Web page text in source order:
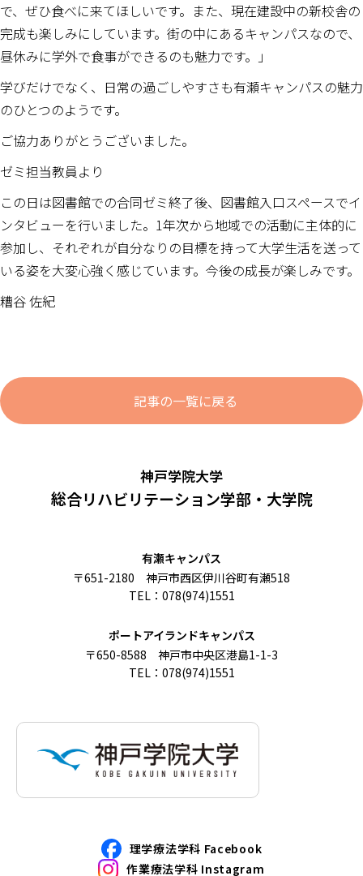
で、ぜひ食べに来てほしいです。また、現在建設中の新校舎の
完成も楽しみにしています。街の中にあるキャンパスなので、
昼休みに学外で食事ができるのも魅力です。」
学びだけでなく、日常の過ごしやすさも有瀬キャンパスの魅力
のひとつのようです。
ご協力ありがとうございました。
ゼミ担当教員より
この日は図書館での合同ゼミ終了後、図書館入口スペースでイ
ンタビューを行いました。1年次から地域での活動に主体的に
参加し、それぞれが自分なりの目標を持って大学生活を送って
いる姿を大変心強く感じています。今後の成長が楽しみです。
糟谷 佐紀
記事の一覧に戻る
神戸学院大学
総合リハビリテーション学部・大学院
有瀬キャンパス
〒651-2180 神戸市西区伊川谷町有瀬518
TEL：078(974)1551
ポートアイランドキャンパス
〒650-8588 神戸市中央区港島1-1-3
TEL：078(974)1551
理学療法学科 Facebook
作業療法学科 Instagram